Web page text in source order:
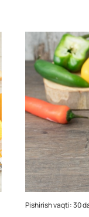
Pishirish vaqti: 30